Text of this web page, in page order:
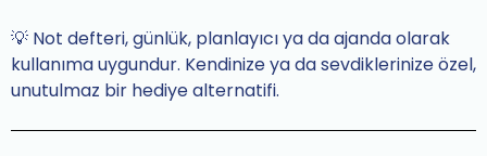
💡 Not defteri, günlük, planlayıcı ya da ajanda olarak
kullanıma uygundur. Kendinize ya da sevdiklerinize özel,
unutulmaz bir hediye alternatifi.